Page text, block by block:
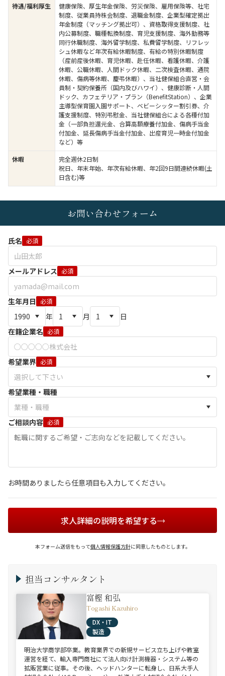
待遇/福利厚生
健康保険、厚生年金保険、労災保険、雇用保険等、社宅
制度、従業員持株会制度、退職金制度、企業型確定拠出
年金制度（マッチング拠出可）、資格取得支援制度、社
内公募制度、職種転換制度、育児支援制度、海外勤務等
同行休職制度、海外留学制度、私費留学制度、リフレッ
シュ休暇など年次有給休暇制度、有給の特別休暇制度
（産前産後休暇、育児休暇、赴任休暇、看護休暇、介護
休暇、公職休暇、人間ドック休暇、二次検査休暇、通院
休暇、傷病等休暇、慶弔休暇）、当社健保組合直営・会
員制・契約保養所（国内及びハワイ）、健康診断・人間
ドック、カフェテリア・プラン（BenefitStation）、企業
主導型保育園入園サポート、ベビーシッター割引券、介
護支援制度、特別弔慰金、当社健保組合による各種付加
金（一部負担還元金、合算高額療養付加金、傷病手当金
付加金、延長傷病手当金付加金、出産育児一時金付加金
など）等
休暇
完全週休2日制
祝日、年末年始、年次有給休暇、年2回9日間連続休暇(土
日含む)等
お問い合わせフォーム
氏名 必須
メールアドレス 必須
生年月日 必須
年 月
日
在籍企業名 必須
希望業界 必須
希望業種・職種
ご相談内容 必須
お時間ありましたら任意項目も入力してください。
求人詳細の説明を希望する
本フォーム送信をもって個人情報保護方針に同意したものとします。
担当コンサルタント
富樫 和弘
Togashi Kazuhiro
DX・IT
製造
明治大学商学部卒業。教育業界での新規サービス立ち上げや教室
運営を経て、輸入専門商社にて法人向け計測機器・システム等の
拡販営業に従事。その後、ヘッドハンターに転身し、日系大手人